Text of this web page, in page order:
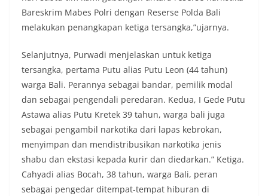
Bareskrim Mabes Polri dengan Reserse Polda Bali
melakukan penangkapan ketiga tersangka,”ujarnya.
Selanjutnya, Purwadi menjelaskan untuk ketiga
tersangka, pertama Putu alias Putu Leon (44 tahun)
warga Bali. Perannya sebagai bandar, pemilik modal
dan sebagai pengendali peredaran. Kedua, I Gede Putu
Astawa alias Putu Kretek 39 tahun, warga bali juga
sebagai pengambil narkotika dari lapas kebrokan,
menyimpan dan mendistribusikan narkotika jenis
shabu dan ekstasi kepada kurir dan diedarkan.” Ketiga.
Cahyadi alias Bocah, 38 tahun, warga Bali, peran
sebagai pengedar ditempat-tempat hiburan di